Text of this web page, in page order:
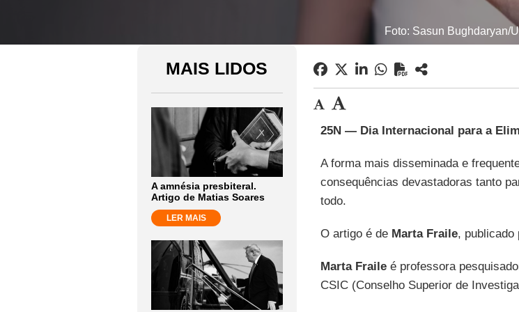
Foto: Sasun Bughdaryan/
MAIS LIDOS
A amnésia presbiteral.
Artigo de Matias Soares
LER MAIS
25N — Dia Internacional para a
A forma mais disseminada e
consequências devastadoras tanto
todo.
O artigo é de Marta Fraile, publicado
Marta Fraileé professora
CSIC (Conselho Superior de